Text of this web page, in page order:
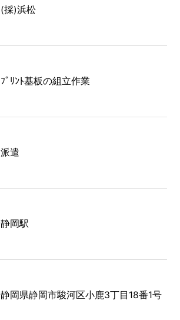
(採)浜松
ﾌﾟﾘﾝﾄ基板の組立作業
派遣
静岡駅
静岡県静岡市駿河区小鹿3丁目18番1号